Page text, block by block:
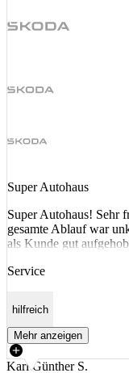
Super Autohaus
Super Autohaus! Sehr
gesamte Ablauf war
als Kunde gut
Service
hilfreich
Mehr anzeigen
Karl Günther S.